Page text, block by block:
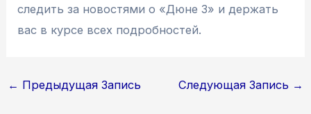
следить за новостями о «Дюне 3» и держать
вас в курсе всех подробностей.
Навигация
← Предыдущая Запись Следующая Запись →